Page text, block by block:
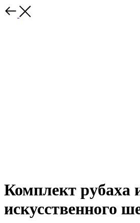
Комплект рубаха
искусственного